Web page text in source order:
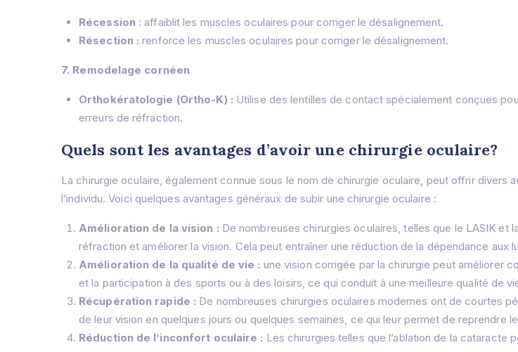
Récession: affaiblit les muscles oculaires pour corriger le désalignement.
Résection : renforce les muscles oculaires pour corriger le désalignement.
7. Remodelage cornéen
Orthokératologie (Ortho-K) : Utilise des lentilles de contact spécialement conçues
erreurs de réfraction.
Quels sont les avantages d’avoir une chirurgie oculaire?
La chirurgie oculaire, également connue sous le nom de chirurgie oculaire, peut offrir
l’individu. Voici quelques avantages généraux de subir une chirurgie oculaire :
Amélioration de la vision : De nombreuses chirurgies oculaires, telles que le LASIK
réfraction et améliorer la vision. Cela peut entraîner une réduction de la dépendance aux
Amélioration de la qualité de vie : une vision corrigée par la chirurgie peut améliorer
et la participation à des sports ou à des loisirs, ce qui conduit à une meilleure qualité de
Récupération rapide : De nombreuses chirurgies oculaires modernes ont de courtes
de leur vision en quelques jours ou quelques semaines, ce qui leur permet de reprendre
Réduction de l’inconfort oculaire : Les chirurgies telles que l’ablation de la